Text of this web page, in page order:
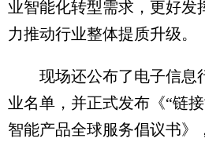
业智能化转型需求，更好发
力推动行业整体提质升级。
现场还公布了电子信息
业名单，并正式发布《“链
智能产品全球服务倡议书》